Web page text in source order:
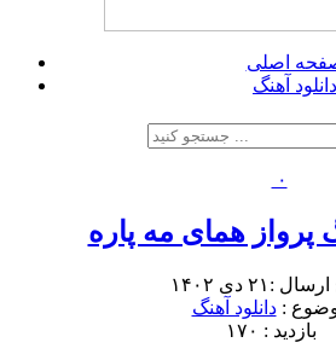
اصلی
دانلود آهنگ
۰
پرواز همای مه پاره
:۲۱ دی ۱۴۰۲
:دانلود آهنگ
بازدید : ۱۷۰